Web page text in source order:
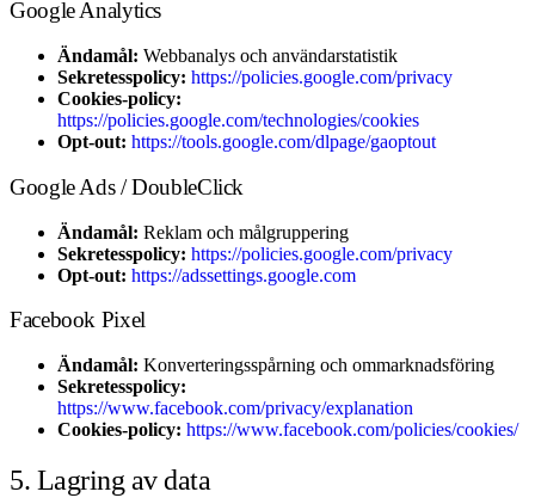
Google Analytics
Ändamål: Webbanalys och användarstatistik
Sekretesspolicy: https://policies.google.com/privacy
Cookies-policy:
https://policies.google.com/technologies/cookies
Opt-out: https://tools.google.com/dlpage/gaoptout
Google Ads / DoubleClick
Ändamål: Reklam och målgruppering
Sekretesspolicy: https://policies.google.com/privacy
Opt-out: https://adssettings.google.com
Facebook Pixel
Ändamål: Konverteringsspårning och ommarknadsföring
Sekretesspolicy:
https://www.facebook.com/privacy/explanation
Cookies-policy: https://www.facebook.com/policies/cookies/
5. Lagring av data